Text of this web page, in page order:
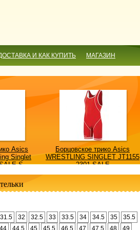
И КАК КУПИТЬ МАГАЗИН
Asics
Singlet
S
Борцовское трико Asics
WRESTLING SINGLET JT1155
2301-SALE
31.5 32 32.5 33 33.5 34 34.5 35
35.5
44 44.5 45 45.5 46.5 47 47.5 48
49